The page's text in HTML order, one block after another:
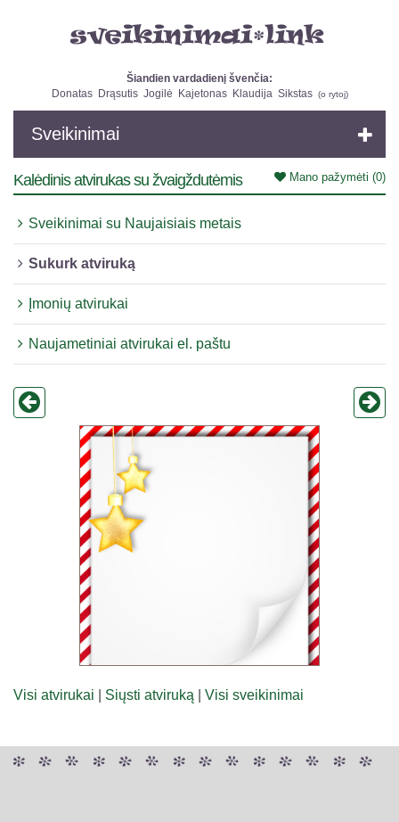
Šiandien vardadienį švenčia:
Donatas
Drąsutis Jogilė Kajetonas Klaudija Sikstas (o rytoj)
Sveikinimai
Mano pažymėti (0)
Kalėdinis atvirukas su žvaigždutėmis
Sveikinimai su Naujaisiais metais
Sukurk atviruką
Įmonių atvirukai
Naujametiniai atvirukai el. paštu
Visi atvirukai Siųsti atviruką Visi sveikinimai